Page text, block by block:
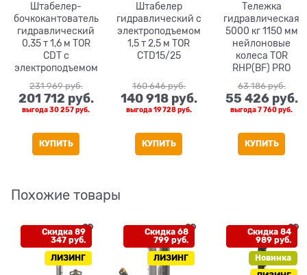
Штабелер-
бочкокантователь
гидравлический
0,35 т 1,6 м TOR
CDT с
электроподъемом
231 969 руб.
201 712 руб.
выгода30 257 руб.
КУПИТЬ
Штабелер
гидравлический с
электроподъемом
1,5 т 2,5 м TOR
CTD15/25
160 646 руб.
140 918 руб.
выгода19 728 руб.
КУПИТЬ
Тележка
гидравлическая
5000 кг 1150 мм
нейлоновые
колеса TOR
RHP(BF) PRO
63 186 руб.
55 426 руб.
выгода7 760 руб.
КУПИТЬ
Похожие товары
Скидка 89
347 руб.
ЛИЗИНГ
Скидка 68
799 руб.
ЛИЗИНГ
Скидка 84
989 руб.
Новинка